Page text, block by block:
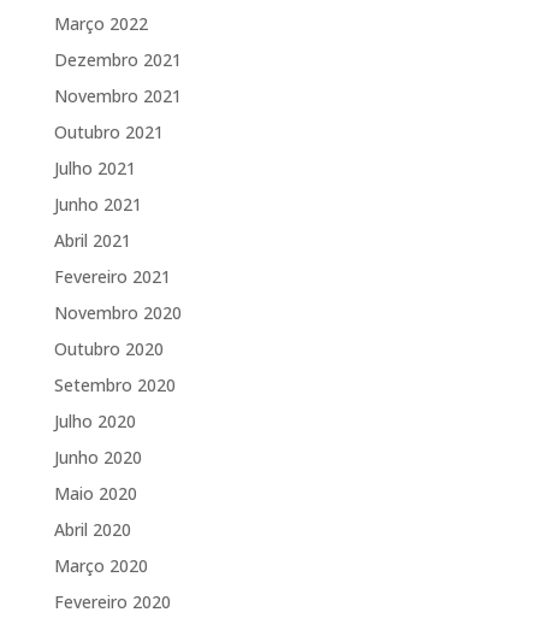
Março 2022
Dezembro 2021
Novembro 2021
Outubro 2021
Julho 2021
Junho 2021
Abril 2021
Fevereiro 2021
Novembro 2020
Outubro 2020
Setembro 2020
Julho 2020
Junho 2020
Maio 2020
Abril 2020
Março 2020
Fevereiro 2020